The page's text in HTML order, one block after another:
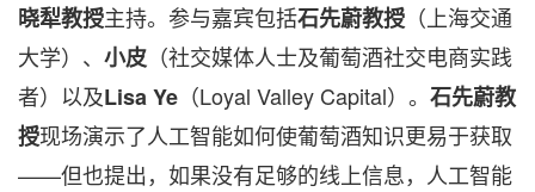
晓犁教授主持。参与嘉宾包括石先蔚教授 （上海交通
大学）、 小皮 （社交媒体人士及葡萄酒社交电商实践
者）以及Lisa Ye （Loyal Valley Capital）。 石先蔚教
授现场演示了人工智能如何使葡萄酒知识更易于获取
——但也提出，如果没有足够的线上信息，人工智能